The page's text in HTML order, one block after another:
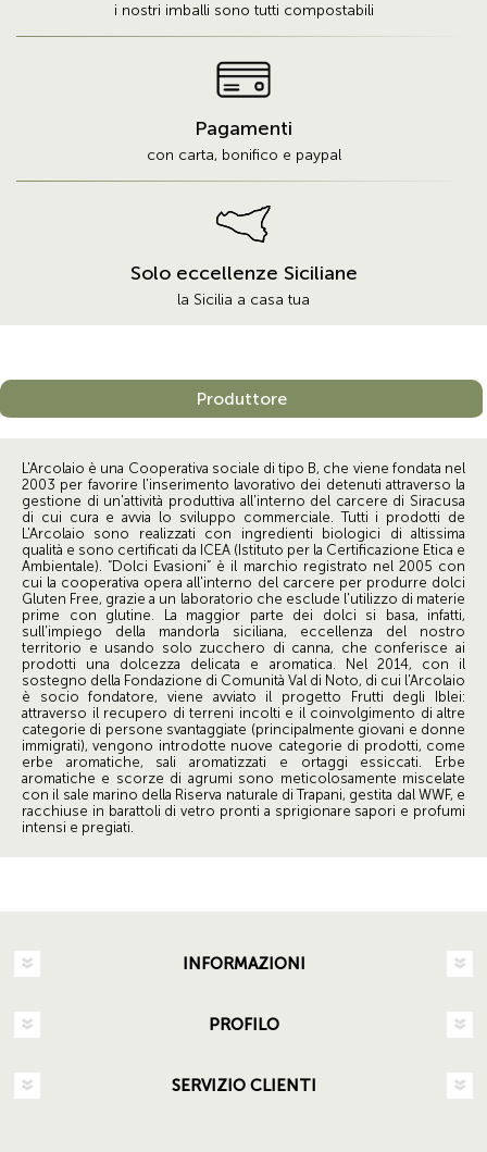
i nostri imballi sono tutti compostabili
Pagamenti
con carta, bonifico e paypal
Solo eccellenze Siciliane
la Sicilia a casa tua
Produttore
L'Arcolaio è una Cooperativa sociale di tipo B, che viene fondata nel
2003 per favorire l'inserimento lavorativo dei detenuti attraverso la
gestione di un'attività produttiva all'interno del carcere di Siracusa
di cui cura e avvia lo sviluppo commerciale. Tutti i prodotti de
L'Arcolaio sono realizzati con ingredienti biologici di altissima
qualità e sono certificati da ICEA (Istituto per la Certificazione Etica e
Ambientale). “Dolci Evasioni” è il marchio registrato nel 2005 con
cui la cooperativa opera all'interno del carcere per produrre dolci
Gluten Free, grazie a un laboratorio che esclude l'utilizzo di materie
prime con glutine. La maggior parte dei dolci si basa, infatti,
sull'impiego della mandorla siciliana, eccellenza del nostro
territorio e usando solo zucchero di canna, che conferisce ai
prodotti una dolcezza delicata e aromatica. Nel 2014, con il
sostegno della Fondazione di Comunità Val di Noto, di cui l'Arcolaio
è socio fondatore, viene avviato il progetto Frutti degli Iblei:
attraverso il recupero di terreni incolti e il coinvolgimento di altre
categorie di persone svantaggiate (principalmente giovani e donne
immigrati), vengono introdotte nuove categorie di prodotti, come
erbe aromatiche, sali aromatizzati e ortaggi essiccati. Erbe
aromatiche e scorze di agrumi sono meticolosamente miscelate
con il sale marino della Riserva naturale di Trapani, gestita dal WWF, e
racchiuse in barattoli di vetro pronti a sprigionare sapori e profumi
intensi e pregiati.
INFORMAZIONI
PROFILO
SERVIZIO CLIENTI